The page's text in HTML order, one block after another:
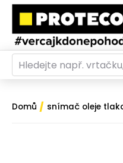
Domů / snímač oleje